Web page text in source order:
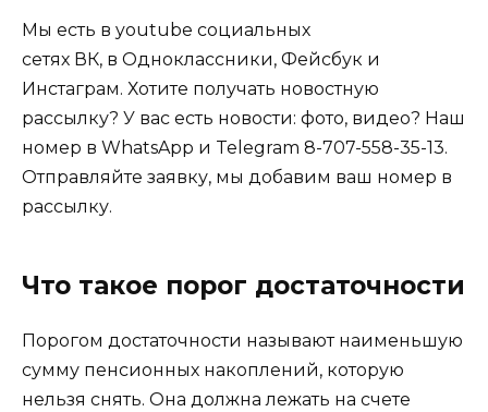
Мы есть в youtube социальных
сетях ВК, в Одноклассники, Фейсбук и
Инстаграм. Хотите получать новостную
рассылку? У вас есть новости: фото, видео? Наш
номер в WhatsApp и Telegram 8-707-558-35-13.
Отправляйте заявку, мы добавим ваш номер в
рассылку.
Что такое порог достаточности
Порогом достаточности называют наименьшую
сумму пенсионных накоплений, которую
нельзя снять. Она должна лежать на счете